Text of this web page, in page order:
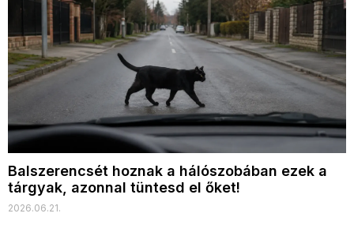
Balszerencsét hoznak a hálószobában ezek a
tárgyak, azonnal tüntesd el őket!
2026.06.21.